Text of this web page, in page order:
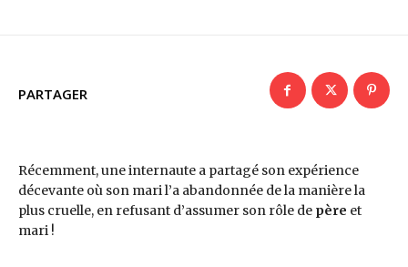
PARTAGER
Récemment, une internaute a partagé son expérience
décevante où son mari l’a abandonnée de la manière la
plus cruelle, en refusant d’assumer son rôle de père et
mari !